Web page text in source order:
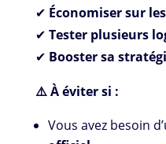
✔ Économiser sur
✔ Tester plusieurs
✔ Booster sa
⚠️ À éviter si :
Vous avez besoin